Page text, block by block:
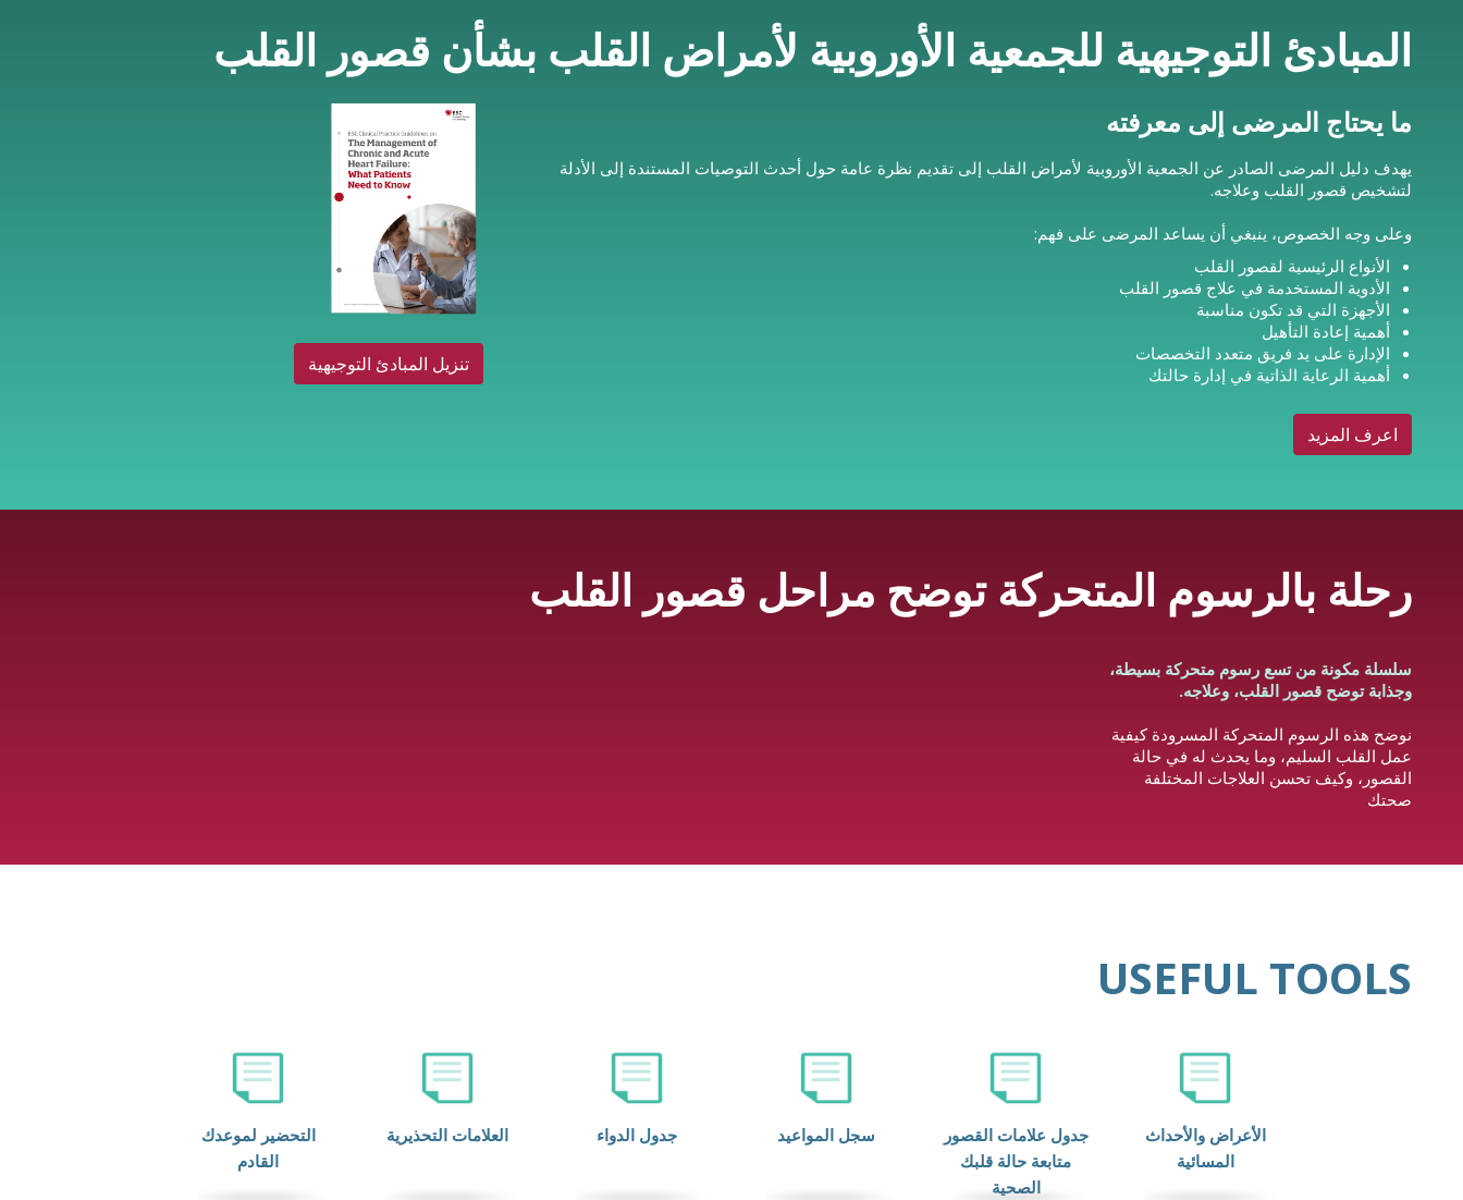
المبادئ التوجيهية للجمعية الأوروبية لأمراض القلب بشأن قصور القلب
ما يحتاج المرضى إلى معرفته
يهدف دليل المرضى الصادر عن الجمعية الأوروبية لأمراض القلب إلى تقديم نظرة عامة حول أحدث التوصيات المستندة إلى الأدلة
لتشخيص قصور القلب وعلاجه.
وعلى وجه الخصوص، ينبغي أن يساعد المرضى على فهم:
الأنواع الرئيسية لقصور القلب
الأدوية المستخدمة في علاج قصور القلب
الأجهزة التي قد تكون مناسبة
أهمية إعادة التأهيل
الإدارة على يد فريق متعدد التخصصات
أهمية الرعاية الذاتية في إدارة حالتك
اعرف المزيد
تنزيل المبادئ التوجيهية
رحلة بالرسوم المتحركة توضح مراحل قصور القلب
سلسلة مكونة من تسع رسوم متحركة بسيطة،
وجذابة توضح قصور القلب، وعلاجه.
نوضح هذه الرسوم المتحركة المسرودة كيفية
عمل القلب السليم، وما يحدث له في حالة
القصور، وكيف تحسن العلاجات المختلفة
صحتك
USEFUL TOOLS
الأعراض والأحداث
المسائية
جدول علامات القصور
متابعة حالة قلبك
الصحية
سجل المواعيد جدول الدواء العلامات التحذيرية
التحضير لموعدك
القادم